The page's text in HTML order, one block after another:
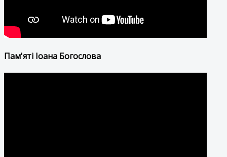
Пам'яті Іоана Богослова